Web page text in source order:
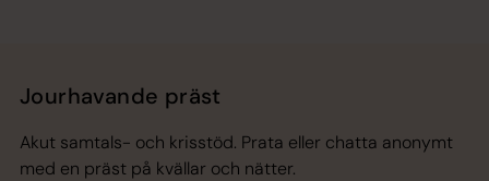
Jourhavande präst
Akut samtals- och krisstöd. Prata eller chatta anonymt
med en präst på kvällar och nätter.